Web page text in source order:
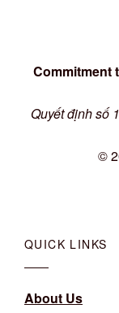
Commitment
Quyết định số
©
QUICK LINKS
About Us